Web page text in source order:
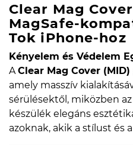
Clear Mag
MagSafe-
Tok iPhone-hoz
Kényelem és Védelem
AClear Mag Cover (MID)
amely masszív
sérülésektől, miközben
készülék elegáns
azoknak, akik a stílust és